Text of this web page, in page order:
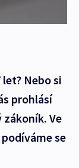
Nebo si
prohlásí
Ve
se